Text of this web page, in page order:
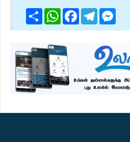
ShareWhatsApp
Facebook
Telegram